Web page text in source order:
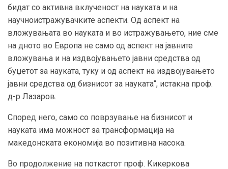
бидат со активна вклученост на науката и на
научноистражувачките аспекти. Од аспект на
вложувањата во науката и во истражувањето, ние сме
на дното во Европа не само од аспект на јавните
вложувања и на издвојувањето јавни средства од
буџетот за науката, туку и од аспект на издвојувањето
јавни средства од бизнисот за науката“, истакна проф.
д-р Лазаров.
Според него, само со поврзување на бизнисот и
науката има можност за трансформација на
македонската економија во позитивна насока.
Во продолжение на поткастот проф. Кикеркова